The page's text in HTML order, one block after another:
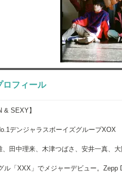
ロフィール
& SEXY】
デンジャラスボーイズグループXOX
田中理来、木津つばさ、安井一真、
ル「XXX」でメジャーデビュー。